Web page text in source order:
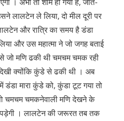
लालटेन ले लिया, दो मील दूरी पर
और रात्रि का समय है डंडा
और उस महात्मा ने जो जगह बताई
जो मणि ढकी थी चमचम चमक रही
क्योंकि कुंडे से ढकी थी । अब
डंडा मारा कुंडे को, कुंडा टूट गया तो
चमचम चमकनेवाली मणि देखने के
। लालटेन की जरूरत तब तक